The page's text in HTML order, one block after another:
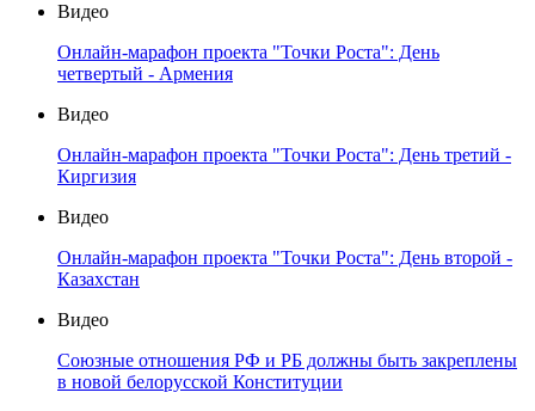
Видео
Онлайн-марафон проекта "Точки Роста": День
четвертый - Армения
Видео
Онлайн-марафон проекта "Точки Роста": День третий -
Киргизия
Видео
Онлайн-марафон проекта "Точки Роста": День второй -
Казахстан
Видео
Союзные отношения РФ и РБ должны быть закреплены
в новой белорусской Конституции